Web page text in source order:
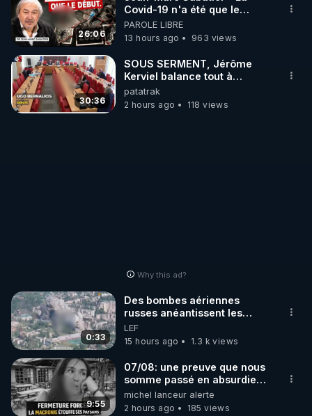
26:06
Covid-19 n'a été que le
début - L'ARNm & l'ARNm-aa
jusqu où auront-t-il ?
PAROLE LIBRE
13 hours ago
963 views
30:36
SOUS SERMENT, Jérôme
Kerviel balance tout à
l'Assemblée !
patatrak
2 hours ago
118 views
Why this ad?
0:33
Des bombes aériennes
russes anéantissent les
centres de contrôle de
drones de 3 brigades
ukrainienne
LEF
15 hours ago
1.3 k views
9:55
07/08: une preuve que nous
somme passé en absurdie
une dictature qui veut faire
taire ses opposant !
michel lanceur alerte
2 hours ago
185 views